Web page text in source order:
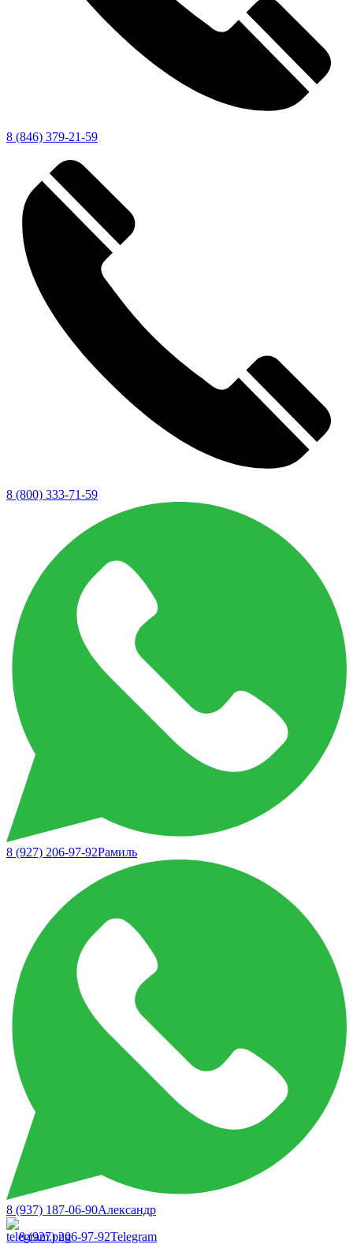
8 (846) 379-21-59
8 (800) 333-71-59
8 (927) 206-97-92Рамиль
8 (937) 187-06-90Александр
8 (927) 206-97-92Telegram